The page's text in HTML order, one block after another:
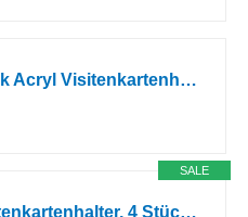
Uniclife 2 Pack Acryl Visitenkartenhalter für Schreibtisch 1 Slot Klare Visitenkartenanzeigeständer für Männer und Frauen, 60 Kartenkapazität
SALE
flintronic Visitenkartenhalter, 4 Stück Visitenkartenständer, Transparente Visitenkartenhalter Display Kunststoff, Visitenkarten Aufsteller, Visitenkarte Tischständer für Zuhause, Büro